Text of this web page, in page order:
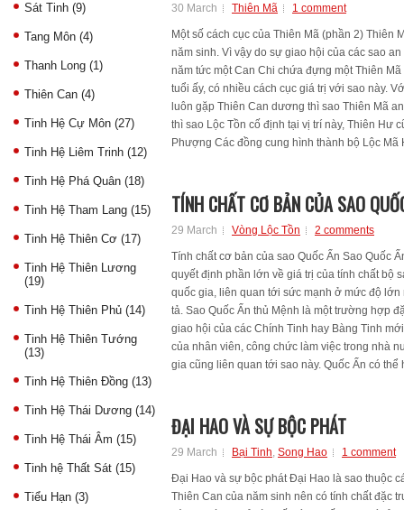
Sát Tinh (9)
Tang Môn (4)
Thanh Long (1)
Thiên Can (4)
Tinh Hệ Cự Môn (27)
Tinh Hệ Liêm Trinh (12)
Tinh Hệ Phá Quân (18)
Tinh Hệ Tham Lang (15)
Tinh Hệ Thiên Cơ (17)
Tinh Hệ Thiên Lương
(19)
Tinh Hệ Thiên Phủ (14)
Tinh Hệ Thiên Tướng
(13)
Tinh Hệ Thiên Đồng (13)
Tinh Hệ Thái Dương (14)
Tinh Hệ Thái Âm (15)
Tinh hệ Thất Sát (15)
Tiểu Hạn (3)
30 March Thiên Mã 1 comment
Một số cách cục của Thiên Mã (phần 2) Thiên
năm sinh. Vì vậy do sự giao hội của các sao
năm tức một Can Chi chứa đựng một Thiên
tuổi ấy, có nhiều cách cục giá trị với sao này.
luôn gặp Thiên Can dương thì sao Thiên Mã
thì sao Lộc Tồn cố định tại vị trí này, Thiên Hư
Phượng Các đồng cung hình thành bộ Lộc Mã
TÍNH CHẤT CƠ BẢN CỦA SAO
29 March Vòng Lộc Tồn 2 comments
Tính chất cơ bản của sao Quốc Ấn Sao Quốc
quyết định phần lớn về giá trị của tính chất bộ
quốc gia, liên quan tới sức mạnh ở mức độ lớn
tả. Sao Quốc Ấn thủ Mệnh là một trường hợp
giao hội của các Chính Tinh hay Bàng Tinh
của nhân viên, công chức làm việc trong nhà
gia cũng liên quan tới sao này. Quốc Ấn có
ĐẠI HAO VÀ SỰ BỘC PHÁT
29 March Bại Tinh, Song Hao 1 comment
Đại Hao và sự bộc phát Đại Hao là sao thuộc
Thiên Can của năm sinh nên có tính chất đặc